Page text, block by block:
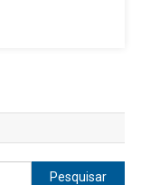
Pesquisar